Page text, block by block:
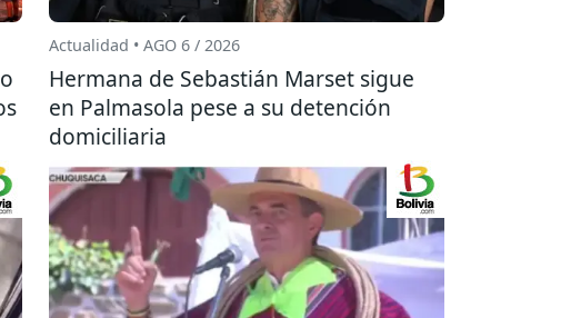
Actualidad • AGO 6 / 2026
Hermana de Sebastián Marset sigue
en Palmasola pese a su detención
domiciliaria